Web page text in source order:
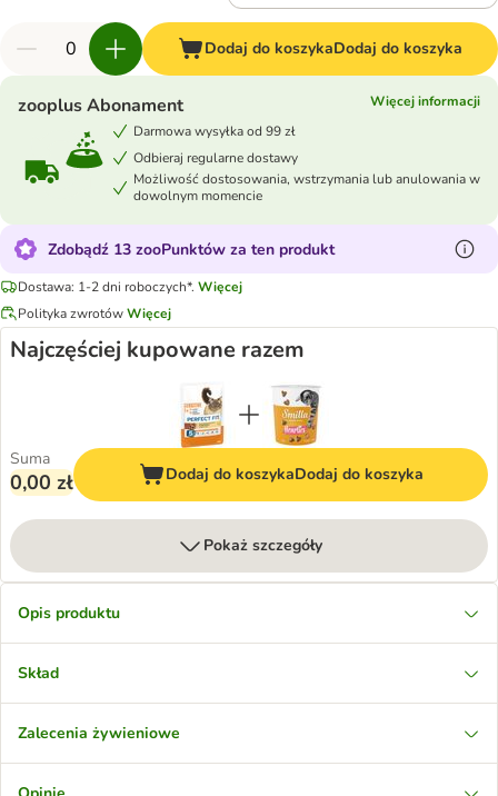
Dodaj do koszykaDodaj do koszyka
zooplus Abonament
Więcej informacji
Darmowa wysyłka od 99 zł
Odbieraj regularne dostawy
Możliwość dostosowania, wstrzymania lub anulowania w
dowolnym momencie
Zdobądź 13 zooPunktów za ten produkt
Dostawa: 1-2 dni roboczych*. Więcej
Polityka zwrotówWięcej
Najczęściej kupowane razem
Suma
0,00 zł Dodaj do koszykaDodaj do koszyka
Pokaż szczegóły
Opis produktu
Skład
Zalecenia żywieniowe